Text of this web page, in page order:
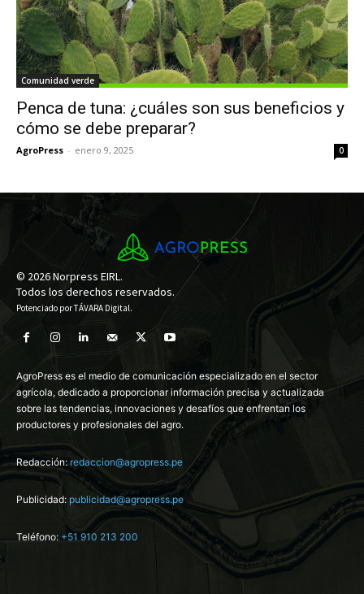
Comunidad verde
Penca de tuna: ¿cuáles son sus beneficios y
cómo se debe preparar?
AgroPress - enero 9, 2025 0
© 2026 Norpress EIRL.
Todos los derechos reservados.
Potenciado porTÁVARA Digital.
AgroPress es el medio de comunicación especializado en el sector
agrícola, dedicado a proporcionar información precisa y actualizada
sobre las tendencias, innovaciones y desafíos que enfrentan los
productores y profesionales del agro.
Redacción: redaccion@agropress.pe
Publicidad: publicidad@agropress.pe
Teléfono: +51 910 213 200